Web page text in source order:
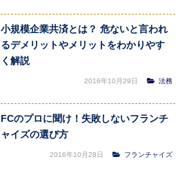
小規模企業共済とは？ 危ないと言われ
るデメリットやメリットをわかりやす
く解説
2016年10月29日 法務
FCのプロに聞け！失敗しないフランチ
ャイズの選び方
2016年10月28日 フランチャイズ